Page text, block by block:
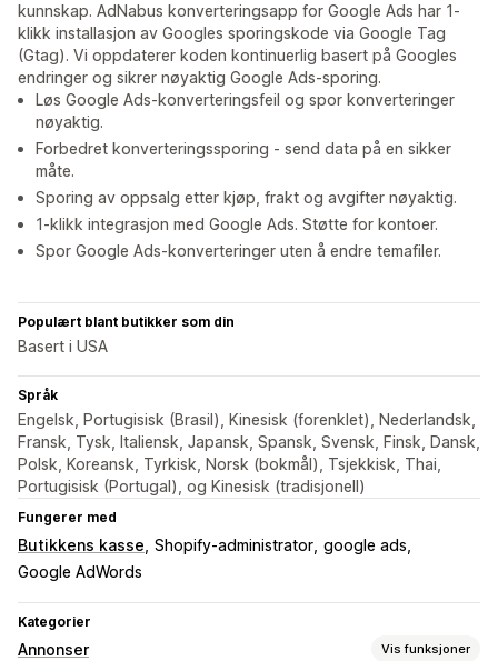
kunnskap. AdNabus konverteringsapp for Google Ads har 1-
klikk installasjon av Googles sporingskode via Google Tag
(Gtag). Vi oppdaterer koden kontinuerlig basert på Googles
endringer og sikrer nøyaktig Google Ads-sporing.
Løs Google Ads-konverteringsfeil og spor konverteringer
nøyaktig.
Forbedret konverteringssporing - send data på en sikker
måte.
Sporing av oppsalg etter kjøp, frakt og avgifter nøyaktig.
1-klikk integrasjon med Google Ads. Støtte for kontoer.
Spor Google Ads-konverteringer uten å endre temafiler.
Populært blant butikker som din
Basert i USA
Språk
Engelsk, Portugisisk (Brasil), Kinesisk (forenklet), Nederlandsk,
Fransk, Tysk, Italiensk, Japansk, Spansk, Svensk, Finsk, Dansk,
Polsk, Koreansk, Tyrkisk, Norsk (bokmål), Tsjekkisk, Thai,
Portugisisk (Portugal), og Kinesisk (tradisjonell)
Fungerer med
Butikkens kasse Shopify-administrator google ads
Google AdWords
Kategorier
Annonser Vis funksjoner